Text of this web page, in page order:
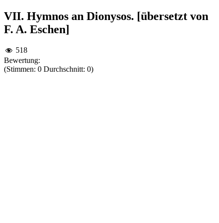
VII. Hymnos an Dionysos. [übersetzt von
F. A. Eschen]
518
Bewertung:
(Stimmen: 0 Durchschnitt: 0)